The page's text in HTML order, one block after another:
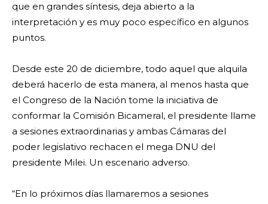
que en grandes síntesis, deja abierto a la
interpretación y es muy poco específico en algunos
puntos.
Desde este 20 de diciembre, todo aquel que alquila
deberá hacerlo de esta manera, al menos hasta que
el Congreso de la Nación tome la iniciativa de
conformar la Comisión Bicameral, el presidente llame
a sesiones extraordinarias y ambas Cámaras del
poder legislativo rechacen el mega DNU del
presidente Milei. Un escenario adverso.
“En lo próximos días llamaremos a sesiones